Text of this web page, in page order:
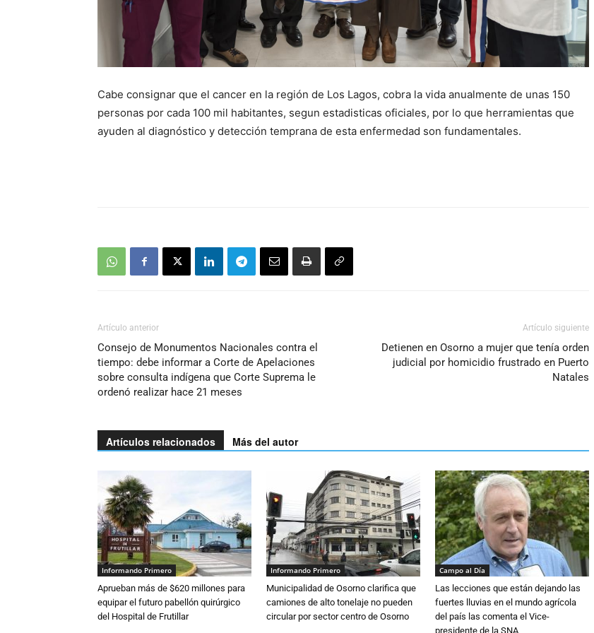
Cabe consignar que el cancer en la región de Los Lagos, cobra la vida anualmente de unas 150
personas por cada 100 mil habitantes, segun estadisticas oficiales, por lo que herramientas que
ayuden al diagnóstico y detección temprana de esta enfermedad son fundamentales.
Artículo anterior
Consejo de Monumentos Nacionales contra el
tiempo: debe informar a Corte de Apelaciones
sobre consulta indígena que Corte Suprema le
ordenó realizar hace 21 meses
Artículo siguiente
Detienen en Osorno a mujer que tenía orden
judicial por homicidio frustrado en Puerto
Natales
Artículos relacionados Más del autor
Informando Primero
Aprueban más de $620 millones para
equipar el futuro pabellón quirúrgico
del Hospital de Frutillar
Informando Primero
Municipalidad de Osorno clarifica que
camiones de alto tonelaje no pueden
circular por sector centro de Osorno
Campo al Día
Las lecciones que están dejando las
fuertes lluvias en el mundo agrícola
del país las comenta el Vice-
presidente de la SNA